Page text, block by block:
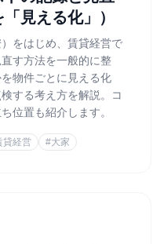
見える化」）
をはじめ、賃貸経営で
す方法を一般的に整
物件ごとに見える化
する考え方を解説。コ
位置も紹介します。
貸経営 #大家